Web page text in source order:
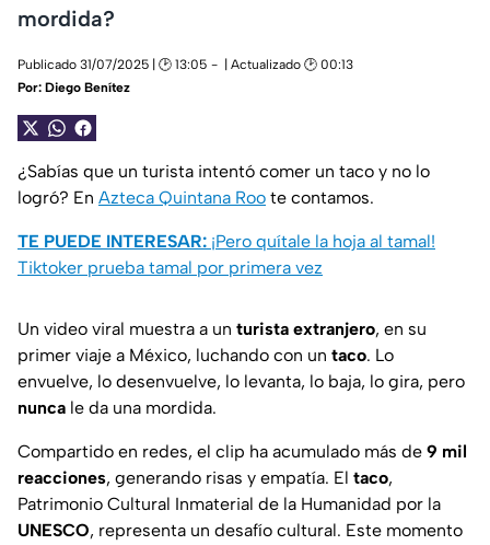
mordida?
Publicado 31/07/2025 | 🕑 13:05
| Actualizado 🕑 00:13
Por: Diego Benítez
¿Sabías que un turista intentó comer un taco y no lo
logró? En Azteca Quintana Roo te contamos.
TE PUEDE INTERESAR: ¡Pero quítale la hoja al tamal!
Tiktoker prueba tamal por primera vez
Un video viral muestra a un turista extranjero, en su
primer viaje a México, luchando con un taco. Lo
envuelve, lo desenvuelve, lo levanta, lo baja, lo gira, pero
nunca le da una mordida.
Compartido en redes, el clip ha acumulado más de 9 mil
reacciones, generando risas y empatía. El taco,
Patrimonio Cultural Inmaterial de la Humanidad por la
UNESCO, representa un desafío cultural. Este momento